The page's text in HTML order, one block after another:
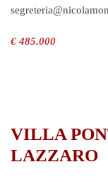
€ 485.000
VILLA
LAZZARO